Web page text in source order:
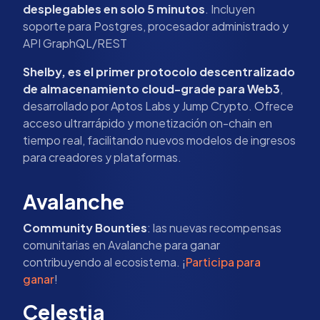
desplegables en solo 5 minutos. Incluyen
soporte para Postgres, procesador administrado y
API GraphQL/REST
Shelby, es el primer protocolo descentralizado
de almacenamiento cloud-grade para Web3,
desarrollado por Aptos Labs y Jump Crypto. Ofrece
acceso ultrarrápido y monetización on-chain en
tiempo real, facilitando nuevos modelos de ingresos
para creadores y plataformas.
Avalanche
Community Bounties: las nuevas recompensas
comunitarias en Avalanche para ganar
contribuyendo al ecosistema. ¡Participa para
ganar!
Celestia